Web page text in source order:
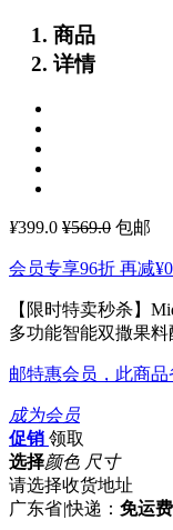
商品
详情
¥399.0 ¥569.0 包邮
会员专享96折 再减¥0
【限时特卖秒杀】
多功能智能双撒果料
邮特惠会员，此商品
成为会员
促销 领取
选择颜色 尺寸
请选择收货地址
广东省|快递： 免运费